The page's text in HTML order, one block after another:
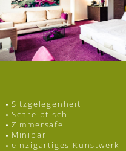
Sitzgelegenheit
Schreibtisch
Zimmersafe
Minibar
einzigartiges Kunstwerk